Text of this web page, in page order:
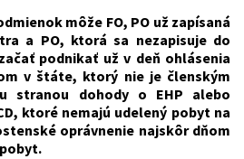
môže FO, PO už zapísaná
a PO, ktorá sa nezapisuje do
podnikať už v deň ohlásenia
v štáte, ktorý nie je členským
stranou dohody o EHP alebo
ktoré nemajú udelený pobyt na
oprávnenie najskôr dňom